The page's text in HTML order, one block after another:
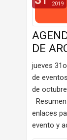
DE
jueves
de
de
enlaces
evento y
2019